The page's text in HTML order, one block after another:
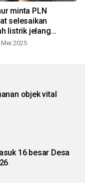
minta PLN
selesaikan
listrik jelang
di Bali
2025
objek vital
16 besar Desa